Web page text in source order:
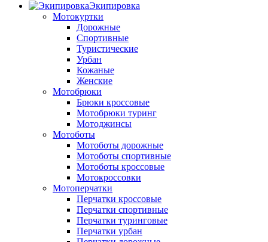
Экипировка
Мотокуртки
Дорожные
Спортивные
Туристические
Урбан
Кожаные
Женские
Мотобрюки
Брюки кроссовые
Мотобрюки туринг
Мотоджинсы
Мотоботы
Мотоботы дорожные
Мотоботы спортивные
Мотоботы кроссовые
Мотокроссовки
Мотоперчатки
Перчатки кроссовые
Перчатки спортивные
Перчатки туринговые
Перчатки урбан